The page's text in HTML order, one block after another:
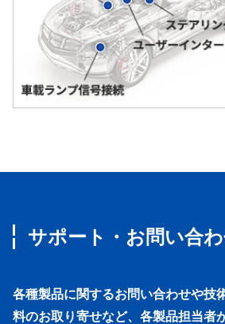
サポート・お問い合
各種製品に関するお問い合わせや技
料のお取り寄せなど、各製品担当者